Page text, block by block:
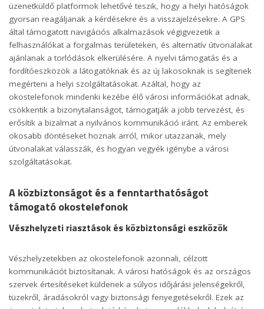
üzenetküldő platformok lehetővé teszik, hogy a helyi hatóságok
gyorsan reagáljanak a kérdésekre és a visszajelzésekre. A GPS
által támogatott navigációs alkalmazások végigvezetik a
felhasználókat a forgalmas területeken, és alternatív útvonalakat
ajánlanak a torlódások elkerülésére. A nyelvi támogatás és a
fordítóeszközök a látogatóknak és az új lakosoknak is segítenek
megérteni a helyi szolgáltatásokat. Azáltal, hogy az
okostelefonok mindenki kezébe élő városi információkat adnak,
csökkentik a bizonytalanságot, támogatják a jobb tervezést, és
erősítik a bizalmat a nyilvános kommunikáció iránt. Az emberek
okosabb döntéseket hoznak arról, mikor utazzanak, mely
útvonalakat válasszák, és hogyan vegyék igénybe a városi
szolgáltatásokat.
A közbiztonságot és a fenntarthatóságot
támogató okostelefonok
Vészhelyzeti riasztások és közbiztonsági eszközök
Vészhelyzetekben az okostelefonok azonnali, célzott
kommunikációt biztosítanak. A városi hatóságok és az országos
szervek értesítéseket küldenek a súlyos időjárási jelenségekről,
tüzekről, áradásokról vagy biztonsági fenyegetésekről. Ezek az